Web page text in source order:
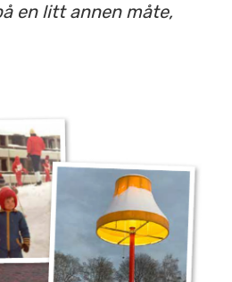
en litt annen måte,